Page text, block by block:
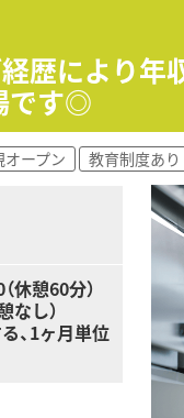
向けた独立開局支
舗立ち上げなどの
ながら成長していけ
に意見を言い合え
らスキルアップを
がら専門性を高め
歴により年
です◎
オープン 教育制度あり
休憩60分）
なし）
、1ヶ月単位